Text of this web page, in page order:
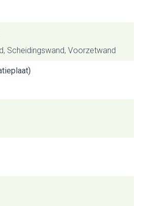
Scheidingswand, Voorzetwand